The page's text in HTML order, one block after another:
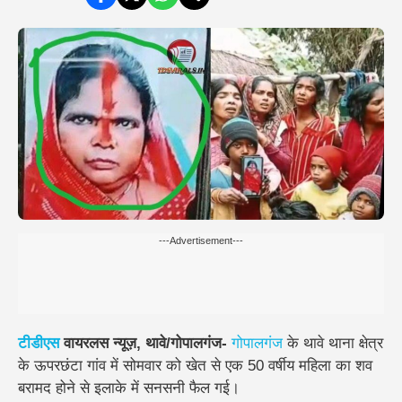
---Advertisement---
टीडीएसवायरलस न्यूज़, थावे/गोपालगंज-गोपालगंजके थावे थाना क्षेत्र
के ऊपरछंटा गांव में सोमवार को खेत से एक 50 वर्षीय महिला का शव
बरामद होने से इलाके में सनसनी फैल गई।